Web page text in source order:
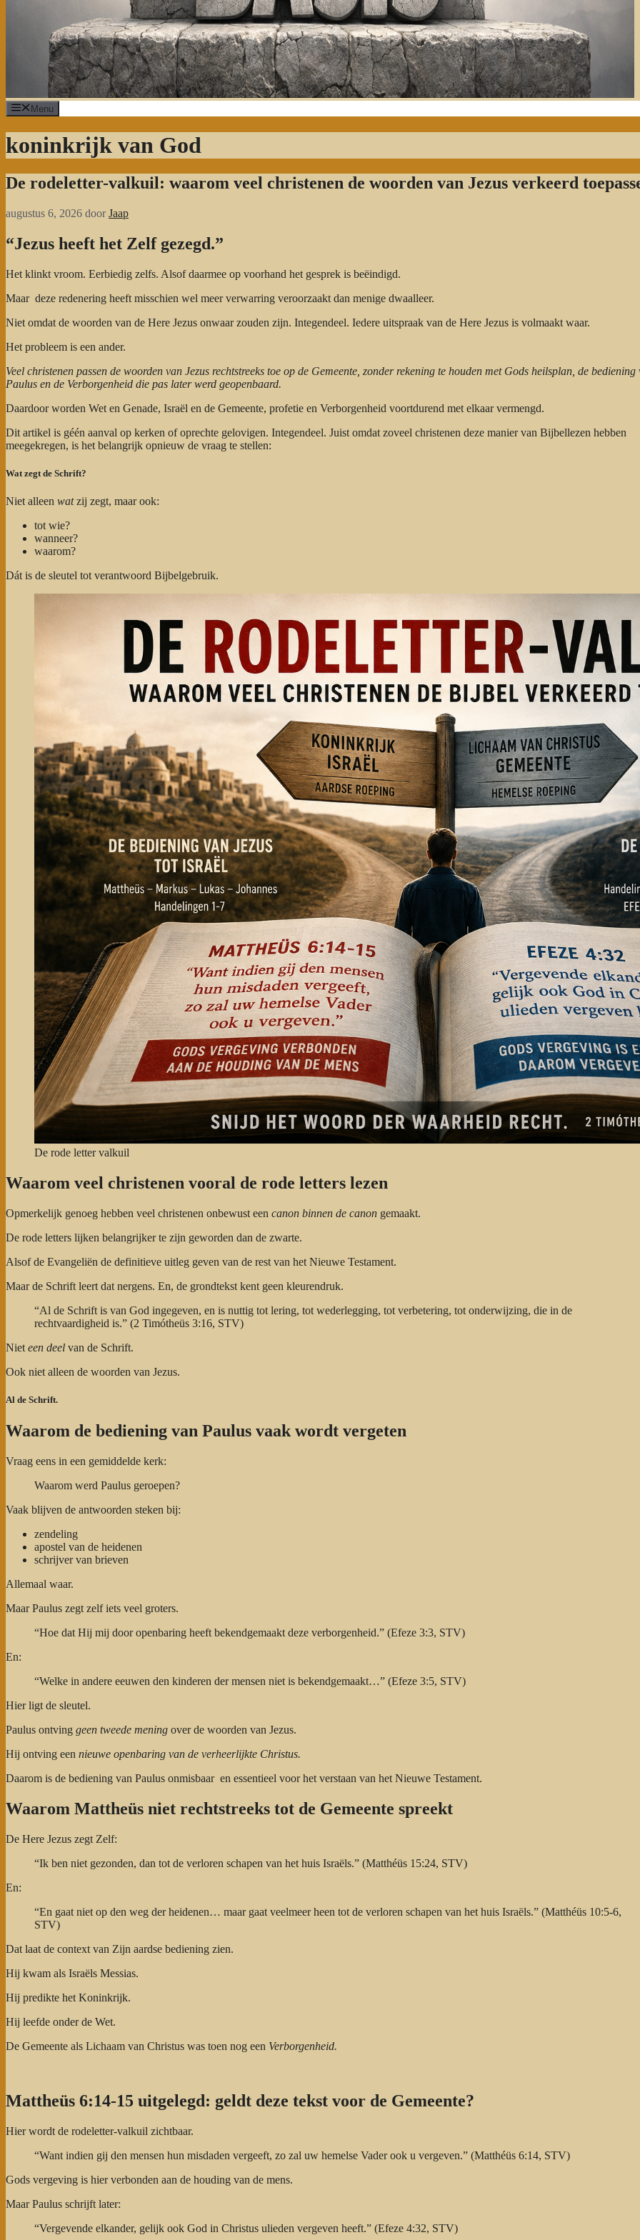
Menu
koninkrijk van God
De rodeletter-valkuil: waarom veel christenen de woorden van Jezus verkeerd
augustus 6, 2026 doorJaap
“Jezus heeft het Zelf gezegd.”
Het klinkt vroom. Eerbiedig zelfs. Alsof daarmee op voorhand het gesprek is beëindigd.
Maar deze redenering heeft misschien wel meer verwarring veroorzaakt dan menige dwaalleer.
Niet omdat de woorden van de Here Jezus onwaar zouden zijn. Integendeel. Iedere uitspraak van de Here Jezus is volmaakt waar.
Het probleem is een ander.
Veel christenen passen de woorden van Jezus rechtstreeks toe op de Gemeente, zonder rekening te houden met Gods heilsplan, de bediening
Paulus en de Verborgenheid die pas later werd geopenbaard.
Daardoor worden Wet en Genade, Israël en de Gemeente, profetie en Verborgenheid voortdurend met elkaar vermengd.
Dit artikel is géén aanval op kerken of oprechte gelovigen. Integendeel. Juist omdat zoveel christenen deze manier van Bijbellezen hebben
meegekregen, is het belangrijk opnieuw de vraag te stellen:
Wat zegt de Schrift?
Niet alleen watzij zegt, maar ook:
tot wie?
wanneer?
waarom?
Dát is de sleutel tot verantwoord Bijbelgebruik.
De rode letter valkuil
Waarom veel christenen vooral de rode letters lezen
Opmerkelijk genoeg hebben veel christenen onbewust een canon binnen de canon gemaakt.
De rode letters lijken belangrijker te zijn geworden dan de zwarte.
Alsof de Evangeliën de definitieve uitleg geven van de rest van het Nieuwe Testament.
Maar de Schrift leert dat nergens. En, de grondtekst kent geen kleurendruk.
“Al de Schrift is van God ingegeven, en is nuttig tot lering, tot wederlegging, tot verbetering, tot onderwijzing, die in de
rechtvaardigheid is.” (2 Timótheüs 3:16, STV)
Niet een deel van de Schrift.
Ook niet alleen de woorden van Jezus.
Al de Schrift.
Waarom de bediening van Paulus vaak wordt vergeten
Vraag eens in een gemiddelde kerk:
Waarom werd Paulus geroepen?
Vaak blijven de antwoorden steken bij:
zendeling
apostel van de heidenen
schrijver van brieven
Allemaal waar.
Maar Paulus zegt zelf iets veel groters.
“Hoe dat Hij mij door openbaring heeft bekendgemaakt deze verborgenheid.” (Efeze 3:3, STV)
En:
“Welke in andere eeuwen den kinderen der mensen niet is bekendgemaakt…” (Efeze 3:5, STV)
Hier ligt de sleutel.
Paulus ontving geen tweede mening over de woorden van Jezus.
Hij ontving een nieuwe openbaring van de verheerlijkte Christus.
Daarom is de bediening van Paulus onmisbaar en essentieel voor het verstaan van het Nieuwe Testament.
Waarom Mattheüs niet rechtstreeks tot de Gemeente spreekt
De Here Jezus zegt Zelf:
“Ik ben niet gezonden, dan tot de verloren schapen van het huis Israëls.” (Matthéüs 15:24, STV)
En:
“En gaat niet op den weg der heidenen… maar gaat veelmeer heen tot de verloren schapen van het huis Israëls.” (Matthéüs 10:5-6,
STV)
Dat laat de context van Zijn aardse bediening zien.
Hij kwam als Israëls Messias.
Hij predikte het Koninkrijk.
Hij leefde onder de Wet.
De Gemeente als Lichaam van Christus was toen nog een Verborgenheid.
Mattheüs 6:14-15 uitgelegd: geldt deze tekst voor de Gemeente?
Hier wordt de rodeletter-valkuil zichtbaar.
“Want indien gij den mensen hun misdaden vergeeft, zo zal uw hemelse Vader ook u vergeven.” (Matthéüs 6:14, STV)
Gods vergeving is hier verbonden aan de houding van de mens.
Maar Paulus schrijft later:
“Vergevende elkander, gelijk ook God in Christus ulieden vergeven heeft.” (Efeze 4:32, STV)